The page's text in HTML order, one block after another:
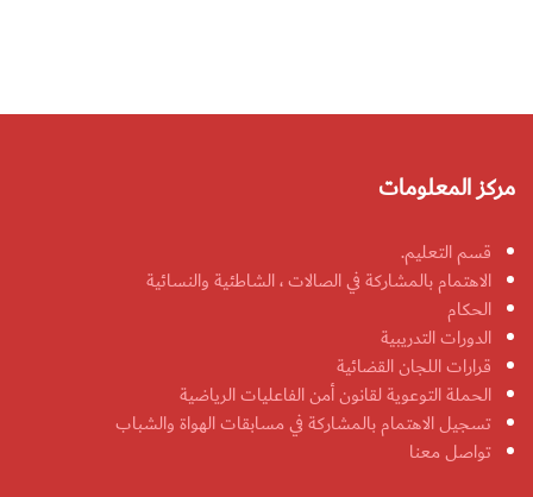
مركز المعلومات
قسم التعليم.
الاهتمام بالمشاركة في الصالات ، الشاطئية والنسائية
الحكام
الدورات التدريبية
قرارات اللجان القضائية
الحملة التوعوية لقانون أمن الفاعليات الرياضية
تسجيل الاهتمام بالمشاركة في مسابقات الهواة والشباب
تواصل معنا